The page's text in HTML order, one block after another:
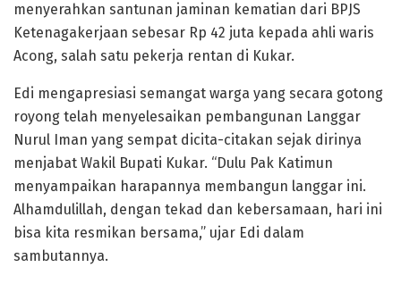
menyerahkan santunan jaminan kematian dari BPJS
Ketenagakerjaan sebesar Rp 42 juta kepada ahli waris
Acong, salah satu pekerja rentan di Kukar.
Edi mengapresiasi semangat warga yang secara gotong
royong telah menyelesaikan pembangunan Langgar
Nurul Iman yang sempat dicita-citakan sejak dirinya
menjabat Wakil Bupati Kukar. “Dulu Pak Katimun
menyampaikan harapannya membangun langgar ini.
Alhamdulillah, dengan tekad dan kebersamaan, hari ini
bisa kita resmikan bersama,” ujar Edi dalam
sambutannya.